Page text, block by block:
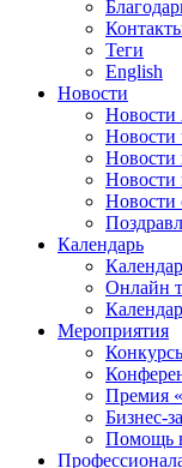
Теги
English
Новости
Новости
Новости
Новости
Календарь
Онлайн
Мероприятия
Премия
Бизнес-
Помощь